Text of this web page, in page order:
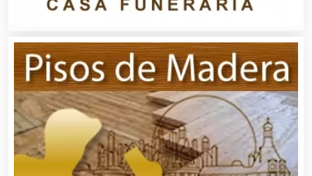
Artículos Publicitarios
Aseguradoras
Asesores Técnicos
Asesoría Fiscal